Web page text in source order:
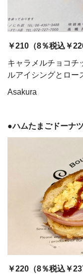
￥210（8％税込￥
キャラメルチョコチ
ルアイシングとロー
Asakura
●ハムたまごドーナツ
￥220（8％税込￥